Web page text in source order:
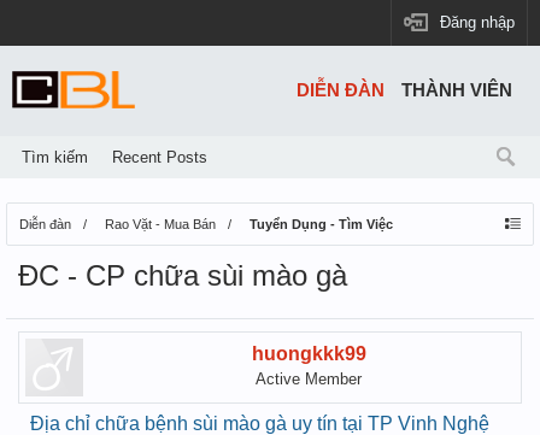
Đăng nhập
Diễn đàn Rao Vặt - Mua Bán Tuyển Dụng - Tìm Việc
ĐC - CP chữa sùi mào gà
huongkkk99
Active Member
Địa chỉ chữa bệnh sùi mào gà uy tín tại TP Vinh Nghệ
DIỄN ĐÀN
Tìm kiếm Recent Posts
THÀNH VIÊN